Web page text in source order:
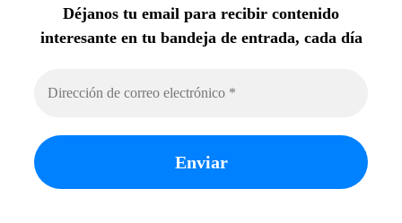
Déjanos tu email para recibir contenido
interesante en tu bandeja de entrada, cada día